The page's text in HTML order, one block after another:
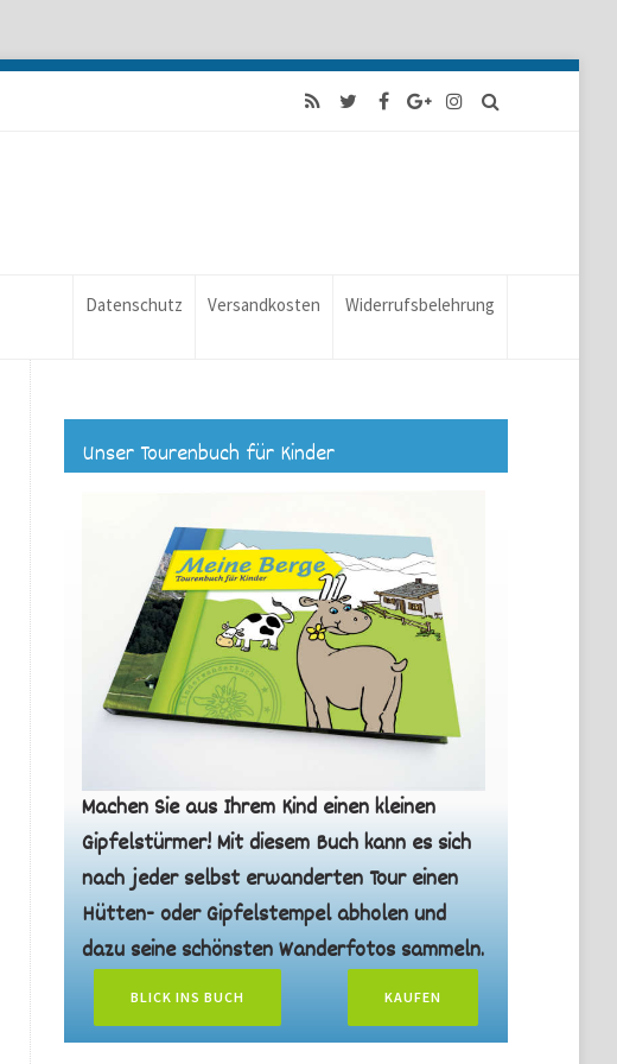
Datenschutz Versandkosten Widerrufsbelehrung
Unser Tourenbuch für Kinder
Machen Sie aus Ihrem Kind einen kleinen
Gipfelstürmer! Mit diesem Buch kann es sich
nach jeder selbst erwanderten Tour einen
Hütten- oder Gipfelstempel abholen und
dazu seine schönsten Wanderfotos sammeln.
BLICK INS BUCH KAUFEN